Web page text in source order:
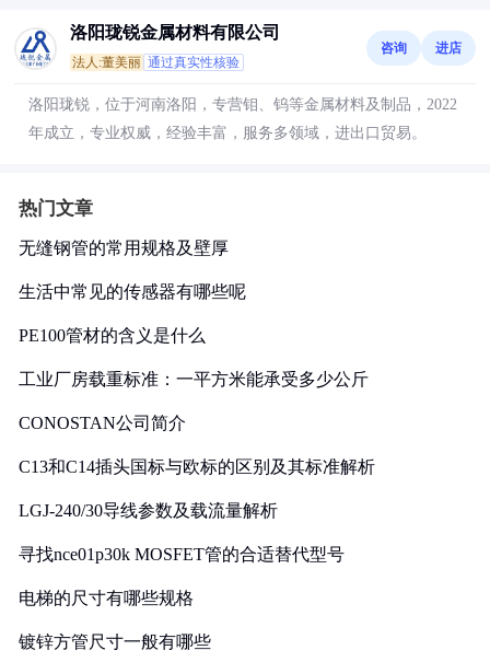
洛阳珑锐金属材料有限公司
法人:董美丽 通过真实性核验
咨询 进店
洛阳珑锐，位于河南洛阳，专营钼、钨等金属材料及制品，2022
年成立，专业权威，经验丰富，服务多领域，进出口贸易。
热门文章
无缝钢管的常用规格及壁厚
生活中常见的传感器有哪些呢
PE100管材的含义是什么
工业厂房载重标准：一平方米能承受多少公斤
CONOSTAN公司简介
C13和C14插头国标与欧标的区别及其标准解析
LGJ-240/30导线参数及载流量解析
寻找nce01p30k MOSFET管的合适替代型号
电梯的尺寸有哪些规格
镀锌方管尺寸一般有哪些